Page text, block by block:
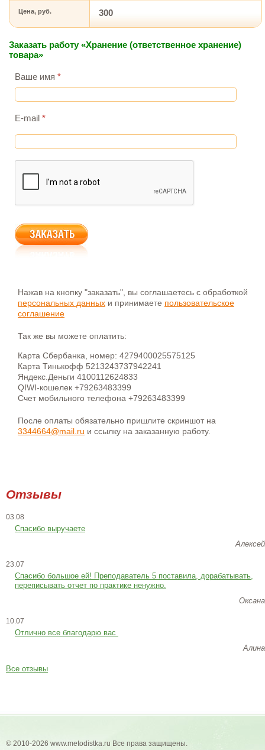
Цена, руб. 300
Заказать работу «Хранение (ответственное хранение)
товара»
Ваше имя *
E-mail *
Нажав на кнопку "заказать", вы соглашаетесь с обработкой
персональных данных и принимаете пользовательское
соглашение
Так же вы можете оплатить:
Карта Сбербанка, номер: 4279400025575125
Карта Тинькофф 5213243737942241
Яндекс.Деньги 4100112624833
QIWI-кошелек +79263483399
Счет мобильного телефона +79263483399
После оплаты обязательно пришлите скриншот на
3344664@mail.ru и ссылку на заказанную работу.
Отзывы
03.08
Спасибо выручаете
Алексей
23.07
Cпасибо большое ей! Преподаватель 5 поставила, дорабатывать,
переписывать отчет по практике ненужно.
Оксана
10.07
Отлично все благодарю вас
Алина
Все отзывы
© 2010-2026 www.metodistka.ru Все права защищены.